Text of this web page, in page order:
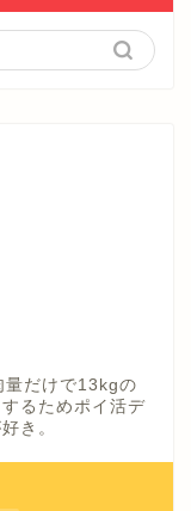
量だけで13kgの
るためポイ活デ
き。